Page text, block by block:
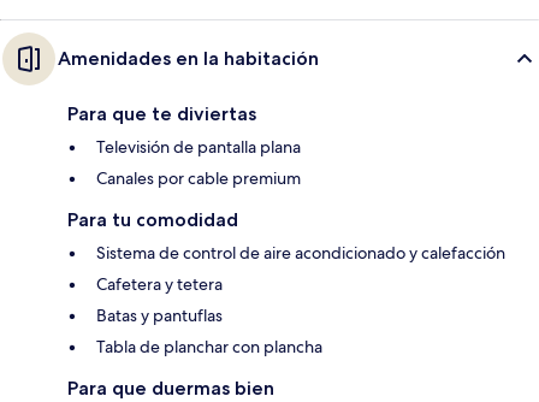
Amenidades en la habitación
Para que te diviertas
Televisión de pantalla plana
Canales por cable premium
Para tu comodidad
Sistema de control de aire acondicionado y calefacción
Cafetera y tetera
Batas y pantuflas
Tabla de planchar con plancha
Para que duermas bien